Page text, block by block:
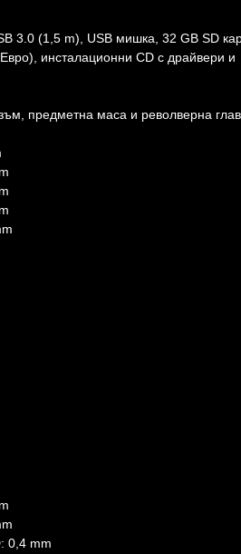
3.0 (1,5 m), USB мишка, 32 GB SD
инсталационни CD с драйвери и
предметна маса и револверна
0,4 mm